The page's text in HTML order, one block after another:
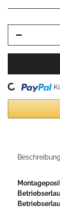
Beschreibung